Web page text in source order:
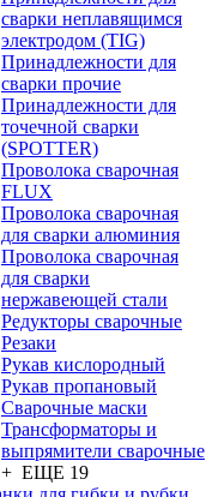
сварки неплавящимся
электродом (TIG)
Принадлежности для
сварки прочие
Принадлежности для
точечной сварки
(SPOTTER)
Проволока сварочная
FLUX
Проволока сварочная
для сварки алюминия
Проволока сварочная
для сварки
нержавеющей стали
Редукторы сварочные
Резаки
Рукав кислородный
Рукав пропановый
Сварочные маски
Трансформаторы и
выпрямители сварочные
+ ЕЩЕ 19